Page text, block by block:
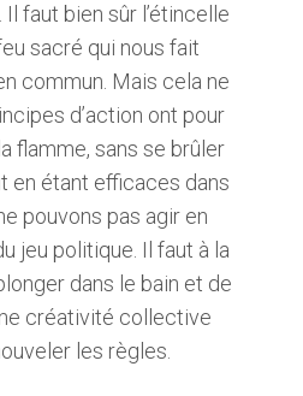
Il faut bien sûr l’étincelle
sacré qui nous fait
commun. Mais cela ne
d’action ont pour
flamme, sans se brûler
en étant efficaces dans
pouvons pas agir en
jeu politique. Il faut à la
dans le bain et de
créativité collective
les règles.